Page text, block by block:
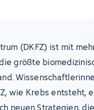
(DKFZ) ist mit
größte
wie Krebs entsteht,